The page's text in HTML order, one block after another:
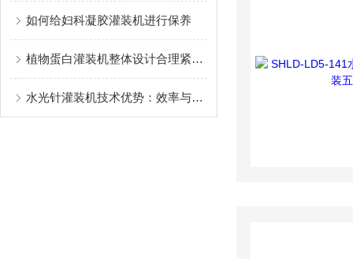
如何给妇科凝胶灌装机进行保养
植物蛋白灌装机整体设计合理紧凑，占地面积小
水光针灌装机技术优势：效率与安全的平衡